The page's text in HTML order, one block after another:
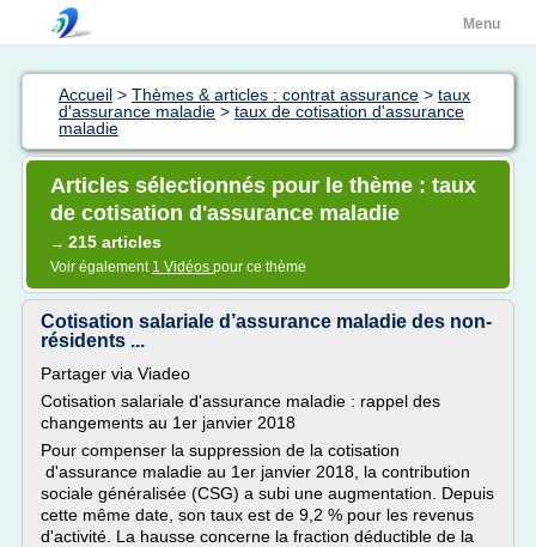
Menu
Accueil > Thèmes & articles : contrat assurance > taux
d'assurance maladie > taux de cotisation d'assurance
maladie
Articles sélectionnés pour le thème : taux
de cotisation d'assurance maladie
→ 215 articles
Voir également 1 Vidéos pour ce thème
Cotisation salariale d’assurance maladie des non-
résidents ...
Partager via Viadeo
Cotisation salariale d'assurance maladie : rappel des
changements au 1er janvier 2018
Pour compenser la suppression de la cotisation
d'assurance maladie au 1er janvier 2018, la contribution
sociale généralisée (CSG) a subi une augmentation. Depuis
cette même date, son taux est de 9,2 % pour les revenus
d'activité. La hausse concerne la fraction déductible de la